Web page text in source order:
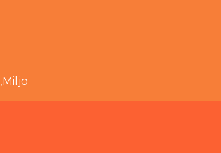
,Miljö